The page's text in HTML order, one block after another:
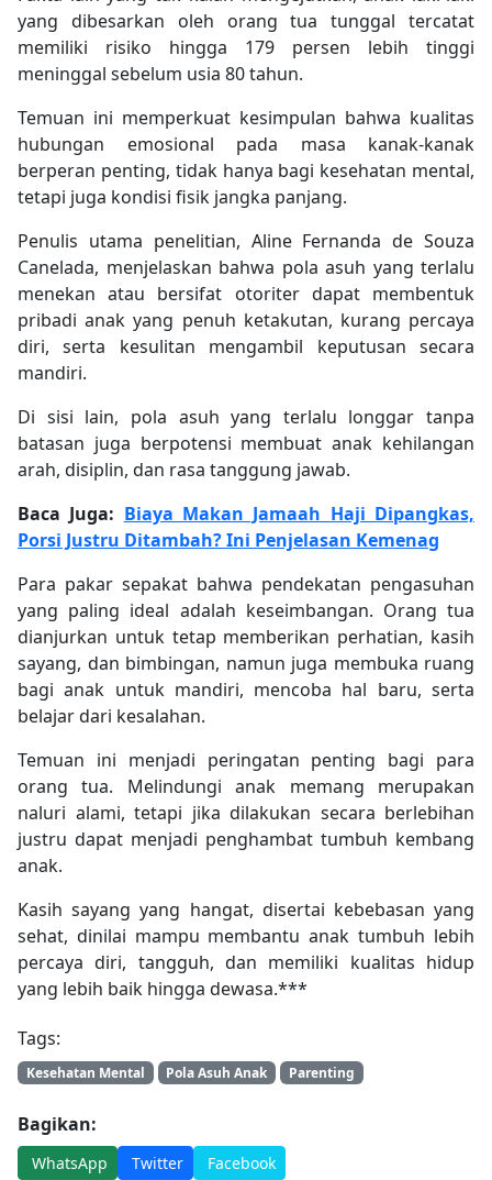
yang dibesarkan oleh orang tua tunggal tercatat
memiliki risiko hingga 179 persen lebih tinggi
meninggal sebelum usia 80 tahun.
Temuan ini memperkuat kesimpulan bahwa kualitas
hubungan emosional pada masa kanak-kanak
berperan penting, tidak hanya bagi kesehatan mental,
tetapi juga kondisi fisik jangka panjang.
Penulis utama penelitian, Aline Fernanda de Souza
Canelada, menjelaskan bahwa pola asuh yang terlalu
menekan atau bersifat otoriter dapat membentuk
pribadi anak yang penuh ketakutan, kurang percaya
diri, serta kesulitan mengambil keputusan secara
mandiri.
Di sisi lain, pola asuh yang terlalu longgar tanpa
batasan juga berpotensi membuat anak kehilangan
arah, disiplin, dan rasa tanggung jawab.
Baca Juga: Biaya Makan Jamaah Haji Dipangkas,
Porsi Justru Ditambah? Ini Penjelasan Kemenag
Para pakar sepakat bahwa pendekatan pengasuhan
yang paling ideal adalah keseimbangan. Orang tua
dianjurkan untuk tetap memberikan perhatian, kasih
sayang, dan bimbingan, namun juga membuka ruang
bagi anak untuk mandiri, mencoba hal baru, serta
belajar dari kesalahan.
Temuan ini menjadi peringatan penting bagi para
orang tua. Melindungi anak memang merupakan
naluri alami, tetapi jika dilakukan secara berlebihan
justru dapat menjadi penghambat tumbuh kembang
anak.
Kasih sayang yang hangat, disertai kebebasan yang
sehat, dinilai mampu membantu anak tumbuh lebih
percaya diri, tangguh, dan memiliki kualitas hidup
yang lebih baik hingga dewasa.***
Tags:
Kesehatan Mental Pola Asuh Anak Parenting
Bagikan:
WhatsApp Twitter Facebook